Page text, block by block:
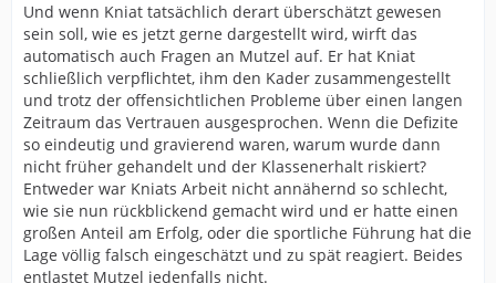
Kaan Inanoglu, der letzte Saison in der fünften
(Frankfurt II) und vierten (FC Homburg) Liga ganz
gut getroffen hat
Brooklyn Ezeh, der letzte Saison ganze vier Spiele
in der Regionalliga gemacht hat und bei 96
aussortiert wurde
Ich persönlich bin ziemlich froh, dass wir diese Art
Neuzugänge nicht vermelden müssen.
Neben all dem positiven Vibe rund um Arminia macht
auch Oliver Kirch uns zu einem sehr interessanten
Und wenn Kniat tatsächlich derart überschätzt gewesen
sein soll, wie es jetzt gerne dargestellt wird, wirft das
automatisch auch Fragen an Mutzel auf. Er hat Kniat
schließlich verpflichtet, ihm den Kader zusammengestellt
und trotz der offensichtlichen Probleme über einen langen
Zeitraum das Vertrauen ausgesprochen. Wenn die Defizite
so eindeutig und gravierend waren, warum wurde dann
nicht früher gehandelt und der Klassenerhalt riskiert?
Entweder war Kniats Arbeit nicht annähernd so schlecht,
wie sie nun rückblickend gemacht wird und er hatte einen
großen Anteil am Erfolg, oder die sportliche Führung hat die
Lage völlig falsch eingeschätzt und zu spät reagiert. Beides
entlastet Mutzel jedenfalls nicht.